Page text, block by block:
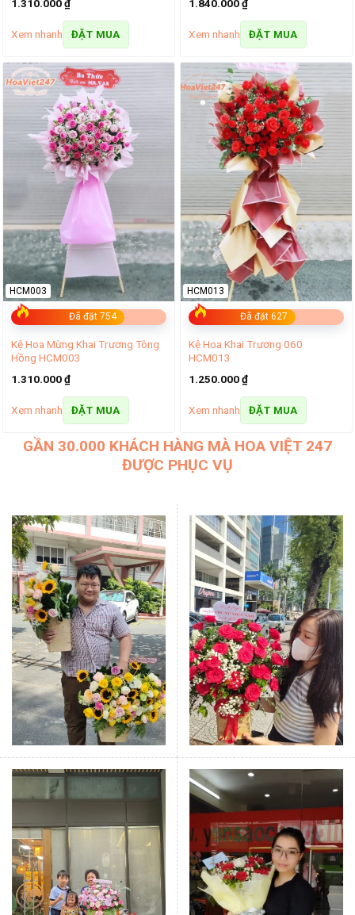
1.310.000₫
Xem nhanh ĐẶT MUA
1.840.000₫
Xem nhanh ĐẶT MUA
Đã đặt 754
HCM003
Kệ Hoa Mừng Khai Trương Tông
Hồng HCM003
1.310.000₫
Xem nhanh ĐẶT MUA
Đã đặt 627
HCM013
Kệ Hoa Khai Trương 060
HCM013
1.250.000₫
Xem nhanh ĐẶT MUA
GẦN 30.000 KHÁCH HÀNG MÀ HOA VIỆT 247
ĐƯỢC PHỤC VỤ